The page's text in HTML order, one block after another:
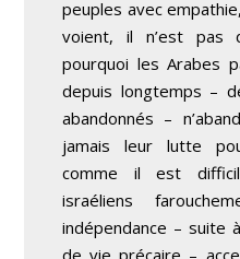
peuples avec
voient, il n’est pas
pourquoi les Arabes
depuis longtemps –
abandonnés –
jamais leur lutte
comme il est
israéliens
indépendance – suite
de vie précaire –